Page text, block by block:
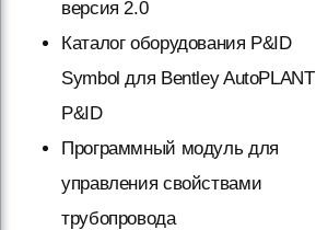
версия 2.0
Каталог оборудования P&ID
Symbol для Bentley AutoPLANT
P&ID
Программный модуль для
управления свойствами
трубопровода